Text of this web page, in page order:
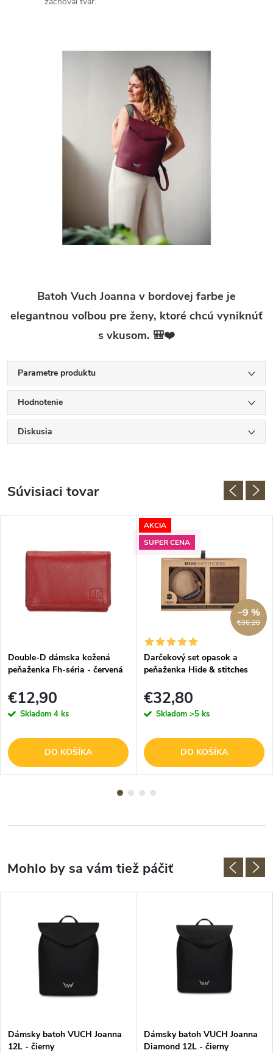
Batoh Vuch Joanna v bordovej farbe je
elegantnou voľbou pre ženy, ktoré chcú vyniknúť
s vkusom. 🎒❤️
Parametre produktu
Hodnotenie
Diskusia
Súvisiaci tovar
Double-D dámska kožená
peňaženka Fh-séria - červená
€12,90
Skladom 4 ks
DO KOŠÍKA
AKCIA
SUPER CENA
€36,20
–9 %
Darčekový set opasok a
peňaženka Hide & stitches
€32,80
Skladom >5 ks
DO KOŠÍKA
Dámsky batoh VUCH Joanna
12L - čierny
Dámsky batoh VUCH Joanna
Diamond 12L - čierny